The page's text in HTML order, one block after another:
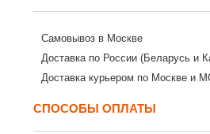
Самовывоз в Москве
Доставка по России (Беларусь и
Доставка курьером по Москве и
СПОСОБЫ ОПЛАТЫ